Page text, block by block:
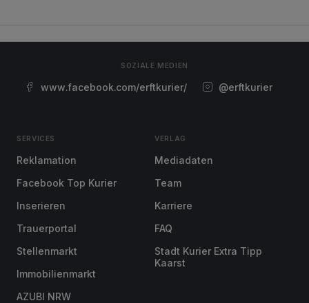
SOZIALE MEDIEN
www.facebook.com/erftkurier/ @erftkurier
SERVICES
Reklamation
Facebook Top Kurier
Inserieren
Trauerportal
Stellenmarkt
Immobilienmarkt
AZUBI NRW
VERLAG
Mediadaten
Team
Karriere
FAQ
Stadt Kurier Extra Tipp
Kaarst